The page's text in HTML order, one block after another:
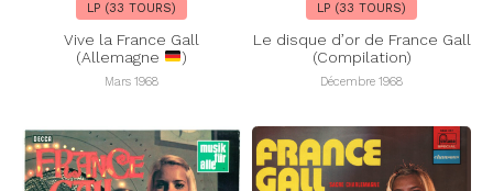
LP (33 TOURS)
Vive la France Gall
(Allemagne
)
Mars 1968
LP (33 TOURS)
Le disque d’or de France Gall
(Compilation)
Décembre 1968